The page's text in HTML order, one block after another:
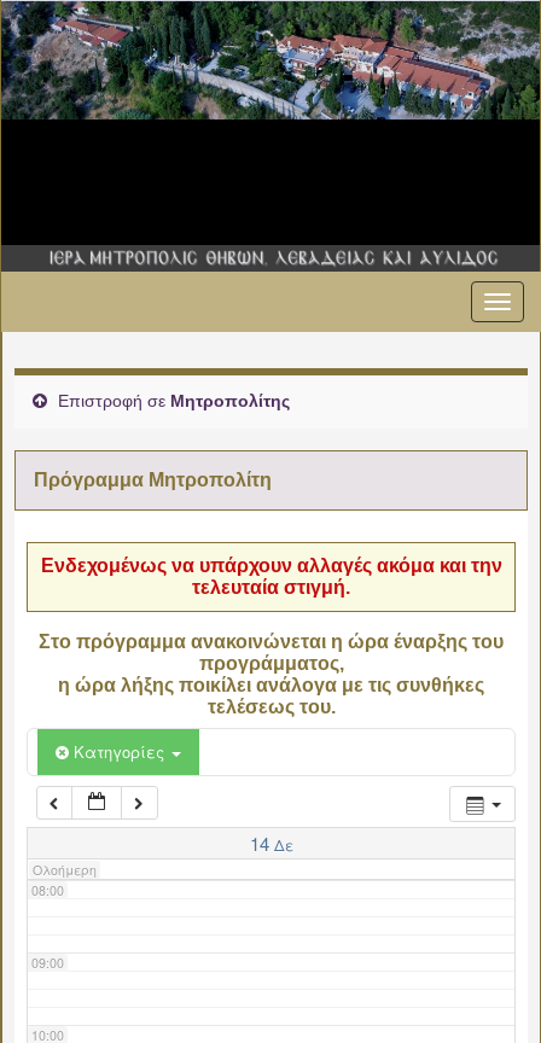
Επιστροφή σε Μητροπολίτης
Πρόγραμμα Μητροπολίτη
Ενδεχομένως να υπάρχουν αλλαγές ακόμα και την
τελευταία στιγμή.
Στο πρόγραμμα ανακοινώνεται η ώρα έναρξης του
προγράμματος,
η ώρα λήξης ποικίλει ανάλογα με τις συνθήκες
τελέσεως του.
Κατηγορίες
14 Δε
Ολοήμερη
02:00
06:00
07:00
08:00
09:00
10:00